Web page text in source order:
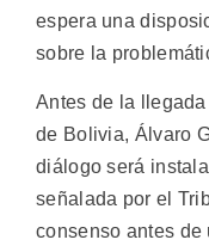
espera una
sobre la
Antes de la
de Bolivia, Álvaro
diálogo será
señalada por el
consenso antes